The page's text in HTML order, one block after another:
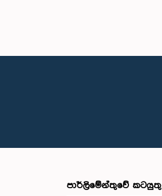
පාර්ලිමේන්තුවේ කටයුතු